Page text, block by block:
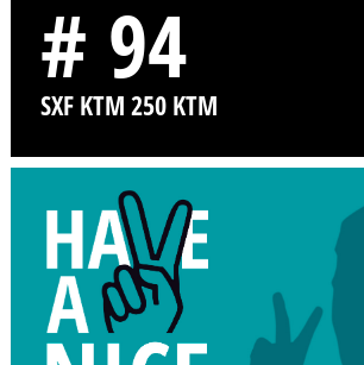
# 94
SXF KTM 250 KTM